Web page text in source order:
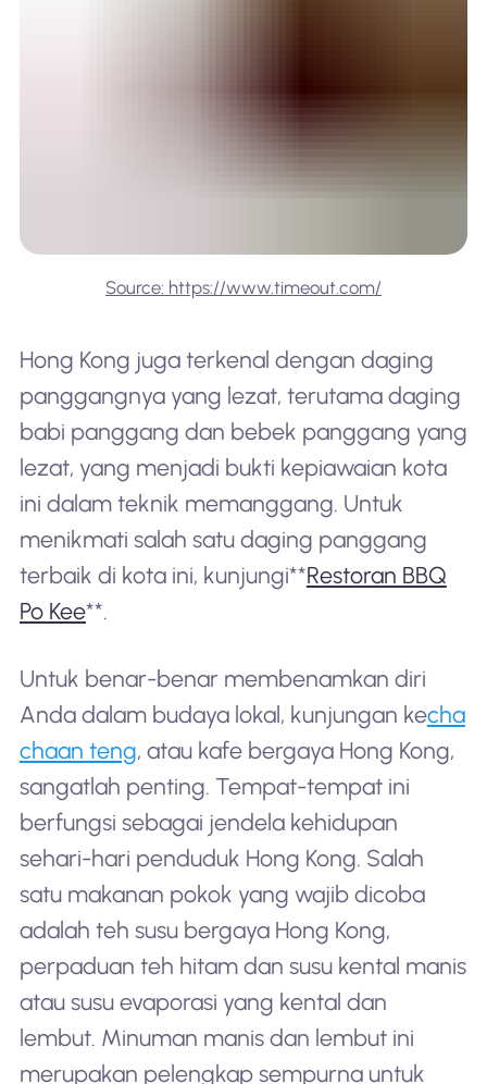
Source: https://www.timeout.com/
Hong Kong juga terkenal dengan daging
panggangnya yang lezat, terutama daging
babi panggang dan bebek panggang yang
lezat, yang menjadi bukti kepiawaian kota
ini dalam teknik memanggang. Untuk
menikmati salah satu daging panggang
terbaik di kota ini, kunjungi**Restoran BBQ
Po Kee**.
Untuk benar-benar membenamkan diri
Anda dalam budaya lokal, kunjungan kecha
chaan teng, atau kafe bergaya Hong Kong,
sangatlah penting. Tempat-tempat ini
berfungsi sebagai jendela kehidupan
sehari-hari penduduk Hong Kong. Salah
satu makanan pokok yang wajib dicoba
adalah teh susu bergaya Hong Kong,
perpaduan teh hitam dan susu kental manis
atau susu evaporasi yang kental dan
lembut. Minuman manis dan lembut ini
merupakan pelengkap sempurna untuk